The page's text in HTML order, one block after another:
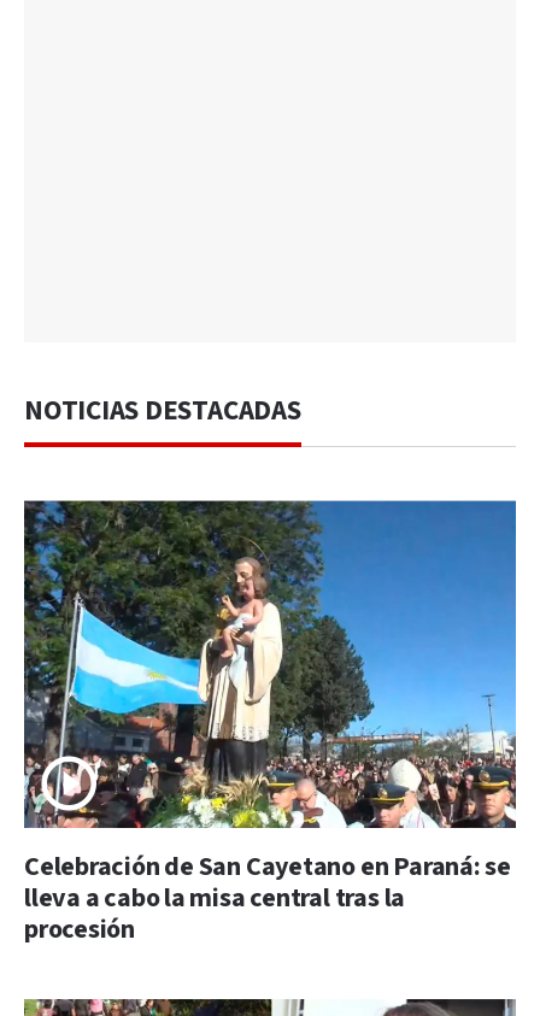
NOTICIAS DESTACADAS
Celebración de San Cayetano en Paraná: se
lleva a cabo la misa central tras la
procesión